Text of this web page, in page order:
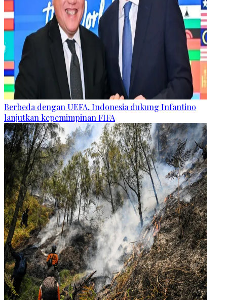
Berbeda dengan UEFA, Indonesia dukung Infantino
lanjutkan kepemimpinan FIFA